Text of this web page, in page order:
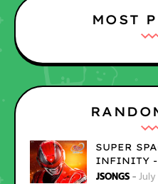
MOST
SUPER
INFINITY
| LOSSLESS
JSONGS